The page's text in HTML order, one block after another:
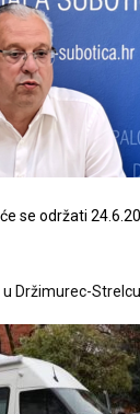
se održati
Držimurec-Strelcu